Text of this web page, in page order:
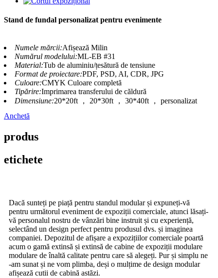
Stand de fundal personalizat pentru evenimente
Numele mărcii:Afișează Milin
Numărul modelului:ML-EB #31
Material:Tub de aluminiu/țesătură de tensiune
Format de proiectare:PDF, PSD, AI, CDR, JPG
Culoare:CMYK Culoare completă
Tipărire:Imprimarea transferului de căldură
Dimensiune:20*20ft ， 20*30ft ， 30*40ft ， personalizat
Anchetă
produs
etichete
Dacă sunteți pe piață pentru standul modular și expuneți-vă
pentru următorul eveniment de expoziții comerciale, atunci lăsați-
vă personalul nostru de vânzări bine instruit și cu experiență,
selectând un design perfect pentru produsul dvs. și imaginea
companiei. Depozitul de afișare a expozițiilor comerciale poartă
acum o gamă extinsă și extinsă de cabine de expoziții modulare
modulare de înaltă calitate pentru care să alegeți. Pur și simplu ne
-am sunat și ne vom plimba, deși o mulțime de design modular
afișează cutii de cabină astăzi.